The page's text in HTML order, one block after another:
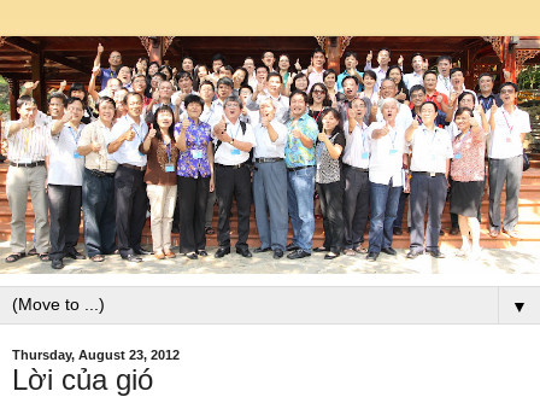
▼
Thursday, August 23, 2012
Lời của gió